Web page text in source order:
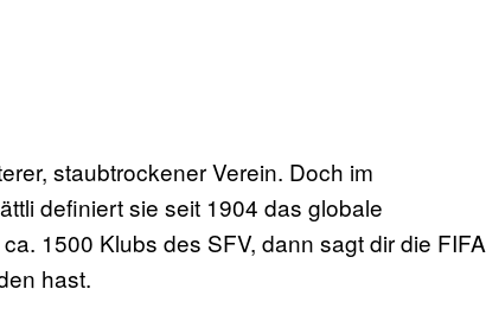
staubtrockener Verein. Doch im
definiert sie seit 1904 das globale
1500 Klubs des SFV, dann sagt dir die FIFA
hast.